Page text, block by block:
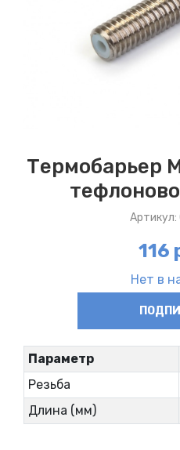
Термобарьер
116
Нет в
Параметр
Резьба
Длина (мм)